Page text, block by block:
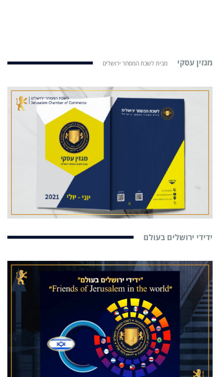
מגזין עסקי מבית לשכת המסחר ירושלים
ידידי ירושלים בעולם